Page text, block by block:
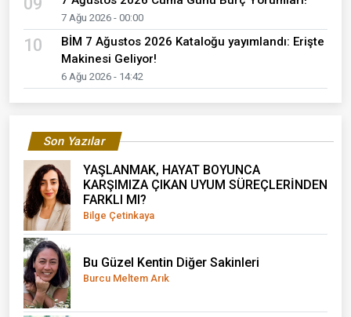
7 Ağu 2026 - 00:00
10
BİM 7 Ağustos 2026 Kataloğu yayımlandı: Erişte
Makinesi Geliyor!
6 Ağu 2026 - 14:42
Son Yazılar
YAŞLANMAK, HAYAT BOYUNCA
KARŞIMIZA ÇIKAN UYUM SÜREÇLERİNDEN
FARKLI MI?
Bilge Çetinkaya
Bu Güzel Kentin Diğer Sakinleri
Burcu Meltem Arık